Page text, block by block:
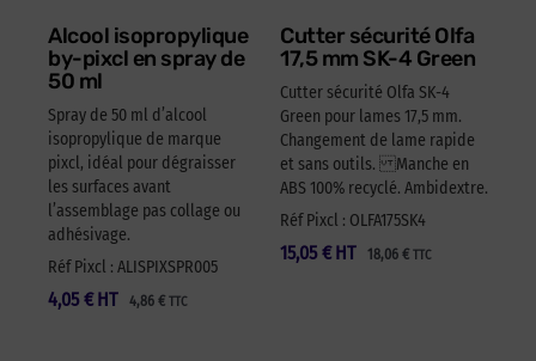
Alcool isopropylique
by-pixcl en spray de
50 ml
Spray de 50 ml d’alcool
isopropylique de marque
pixcl, idéal pour dégraisser
les surfaces avant
l’assemblage pas collage ou
adhésivage.
Réf Pixcl : ALISPIXSPR005
4,05 € 4,86 € TTC
HT
Cutter sécurité Olfa
17,5 mm SK-4 Green
Cutter sécurité Olfa SK-4
Green pour lames 17,5 mm.
Changement de lame rapide
et sans outils. Manche en
ABS 100% recyclé. Ambidextre.
Réf Pixcl : OLFA175SK4
15,05 € 18,06 € TTC
HT